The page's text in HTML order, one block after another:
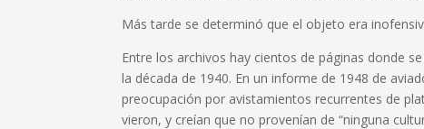
Más tarde se determinó que el objeto era
Entre los archivos hay cientos de páginas donde
la década de 1940. En un informe de 1948 de
preocupación por avistamientos recurrentes de
vieron, y creían que no provenían de “ninguna